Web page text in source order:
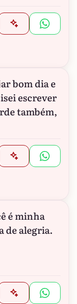
bom dia e
escrever
também,
é minha
de alegria.